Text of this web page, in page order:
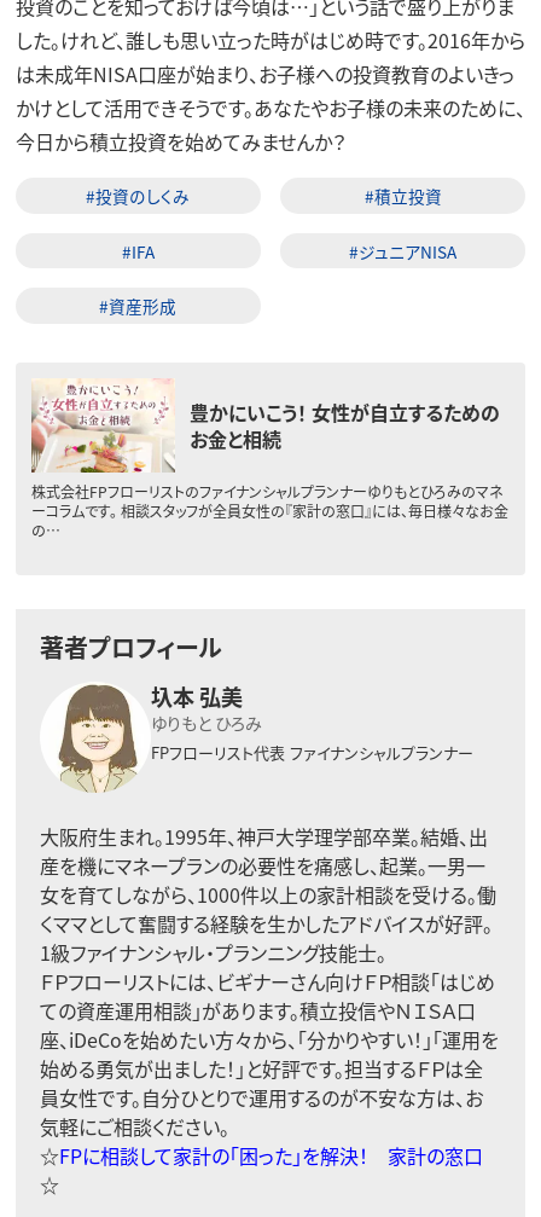
投資のことを知っておけば今頃は…」という話で盛り上がりま
した。けれど、誰しも思い立った時がはじめ時です。2016年から
は未成年NISA口座が始まり、お子様への投資教育のよいきっ
かけとして活用できそうです。あなたやお子様の未来のために、
今日から積立投資を始めてみませんか？
#投資のしくみ #積立投資
#IFA #ジュニアNISA
#資産形成
豊かにいこう！ 女性が自立するための
お金と相続
株式会社FPフローリストのファイナンシャルプランナーゆりもとひろみのマネ
ーコラムです。 相談スタッフが全員女性の『家計の窓口』には、毎日様々なお金
の…
著者プロフィール
圦本 弘美
ゆりもと ひろみ
FPフローリスト代表 ファイナンシャルプランナー
大阪府生まれ。1995年、神戸大学理学部卒業。結婚、出
産を機にマネープランの必要性を痛感し、起業。一男一
女を育てしながら、1000件以上の家計相談を受ける。働
くママとして奮闘する経験を生かしたアドバイスが好評。
1級ファイナンシャル・プランニング技能士。
ＦＰフローリストには、ビギナーさん向けＦＰ相談「はじめ
ての資産運用相談」があります。積立投信やＮＩＳＡ口
座、iDeCoを始めたい方々から、「分かりやすい！」「運用を
始める勇気が出ました！」と好評です。担当するＦＰは全
員女性です。自分ひとりで運用するのが不安な方は、お
気軽にご相談ください。
☆FPに相談して家計の「困った」を解決！ 家計の窓口
☆